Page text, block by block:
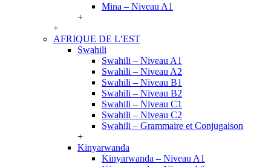
Mina – Niveau A1
+
+
AFRIQUE DE L’EST
Swahili
Swahili – Niveau A1
Swahili – Niveau A2
Swahili – Niveau B1
Swahili – Niveau B2
Swahili – Niveau C1
Swahili – Niveau C2
Swahili – Grammaire et Conjugaison
+
Kinyarwanda
Kinyarwanda – Niveau A1